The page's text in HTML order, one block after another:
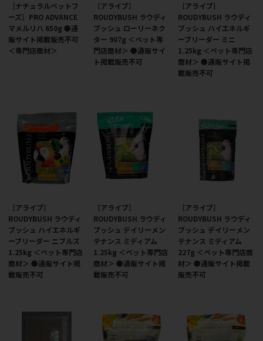
［ナチュラルペットフ
ーズ］PRO ADVANCE
マメルリハ 650g ●通
販サイト掲載販売不可
＜専門店商材＞
［アライブ］
ROUDYBUSH ラウディ
ブッシュ ローリーネク
ター 907g ＜ペット専
門店商材＞ ●通販サイ
ト掲載販売不可
［アライブ］
ROUDYBUSH ラウディ
ブッシュ ハイエネルギ
ーブリーダー ミニ
1.25kg ＜ペット専門店
商材＞ ●通販サイト掲
載販売不可
［アライブ］
ROUDYBUSH ラウディ
ブッシュ ハイエネルギ
ーブリーダー ニブルズ
1.25kg ＜ペット専門店
商材＞ ●通販サイト掲
載販売不可
［アライブ］
ROUDYBUSH ラウディ
ブッシュ デイリーメン
テナンス ミディアム
1.25kg ＜ペット専門店
商材＞ ●通販サイト掲
載販売不可
［アライブ］
ROUDYBUSH ラウディ
ブッシュ デイリーメン
テナンス ミディアム
227g ＜ペット専門店商
材＞ ●通販サイト掲載
販売不可